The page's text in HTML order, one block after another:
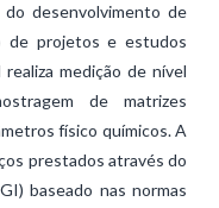
desenvolvimento de
de projetos e estudos
medição de nível
de matrizes
físico químicos. A
prestados através do
baseado nas normas